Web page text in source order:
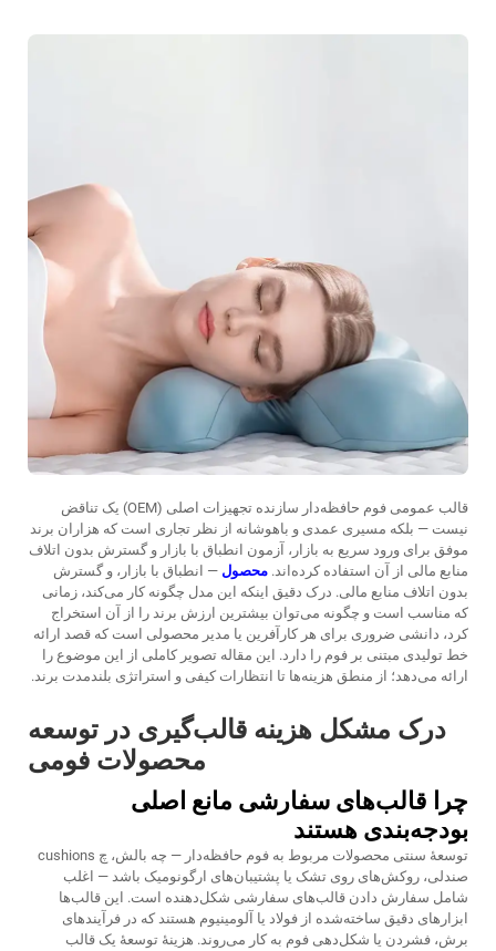
قالب عمومی فوم حافظه‌دار سازنده تجهیزات اصلی (OEM) یک تناقض
نیست — بلکه مسیری عمدی و باهوشانه از نظر تجاری است که هزاران برند
موفق برای ورود سریع به بازار، آزمون انطباق با بازار و گسترش بدون اتلاف
منابع مالی از آن استفاده کرده‌اند. محصول — انطباق با بازار، و گسترش
بدون اتلاف منابع مالی. درک دقیق اینکه این مدل چگونه کار می‌کند، زمانی
که مناسب است و چگونه می‌توان بیشترین ارزش برند را از آن استخراج
کرد، دانشی ضروری برای هر کارآفرین یا مدیر محصولی است که قصد ارائه
خط تولیدی مبتنی بر فوم را دارد. این مقاله تصویر کاملی از این موضوع را
ارائه می‌دهد؛ از منطق هزینه‌ها تا انتظارات کیفی و استراتژی بلندمدت برند.
درک مشکل هزینه قالب‌گیری در توسعه
محصولات فومی
چرا قالب‌های سفارشی مانع اصلی
بودجه‌بندی هستند
توسعهٔ سنتی محصولات مربوط به فوم حافظه‌دار — چه بالش، چ cushions
صندلی، روکش‌های روی تشک یا پشتیبان‌های ارگونومیک باشد — اغلب
شامل سفارش دادن قالب‌های سفارشی شکل‌دهنده است. این قالب‌ها
ابزارهای دقیق ساخته‌شده از فولاد یا آلومینیوم هستند که در فرآیندهای
برش، فشردن یا شکل‌دهی فوم به کار می‌روند. هزینهٔ توسعهٔ یک قالب